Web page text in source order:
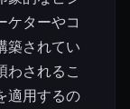
ケターやコ
築されてい
わされるこ
適用するの